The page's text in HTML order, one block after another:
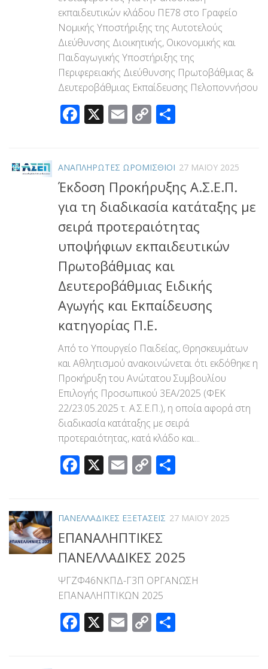
εκπαιδευτικών κλάδου ΠΕ78 στο Γραφείο
Νομικής Υποστήριξης της Αυτοτελούς
Διεύθυνσης Διοικητικής, Οικονομικής και
Παιδαγωγικής Υποστήριξης της
Περιφερειακής Διεύθυνσης Πρωτοβάθμιας &
Δευτεροβάθμιας Εκπαίδευσης Πελοποννήσου
Facebook
X Email
Copy
ΑΝΑΠΛΗΡΩΤΕΣ ΩΡΟΜΙΣΘΙΟΙ 27 ΜΑΪ́ΟΥ 2025
Έκδοση Προκήρυξης Α.Σ.Ε.Π.
για τη διαδικασία κατάταξης με
σειρά προτεραιότητας
υποψήφιων εκπαιδευτικών
Πρωτοβάθμιας και
Δευτεροβάθμιας Ειδικής
Αγωγής και Εκπαίδευσης
κατηγορίας Π.Ε.
Από το Υπουργείο Παιδείας, Θρησκευμάτων
και Αθλητισμού ανακοινώνεται ότι εκδόθηκε η
Προκήρυξη του Ανώτατου Συμβουλίου
Επιλογής Προσωπικού 3ΕΑ/2025 (ΦΕΚ
22/23.05.2025 τ. Α.Σ.Ε.Π.), η οποία αφορά στη
διαδικασία κατάταξης με σειρά
προτεραιότητας, κατά κλάδο και...
Facebook
X Email
Copy
ΠΑΝΕΛΛΑΔΙΚΕΣ ΕΞΕΤΑΣΕΙΣ 27 ΜΑΪ́ΟΥ 2025
ΕΠΑΝΑΛΗΠΤΙΚΕΣ
ΠΑΝΕΛΛΑΔΙΚΕΣ 2025
ΨΓΖΦ46ΝΚΠΔ-Γ3Π ΟΡΓΑΝΩΣΗ
ΕΠΑΝΑΛΗΠΤΙΚΩΝ 2025
Facebook
X Email
Copy